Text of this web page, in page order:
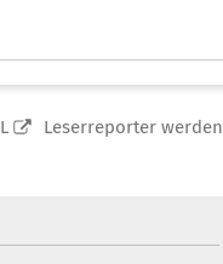
Leserreporter werden